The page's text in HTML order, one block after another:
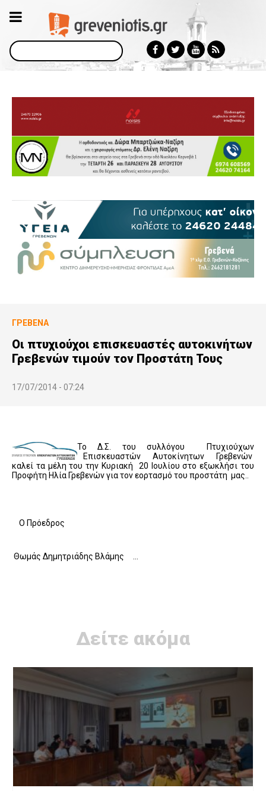
Αναζήτηση
ΓΡΕΒΕΝΆ
Οι πτυχιούχοι επισκευαστές αυτοκινήτων
Γρεβενών τιμούν τον Προστάτη Τους
17/07/2014 - 07:24
Το Δ.Σ. του συλλόγου Πτυχιούχων
Επισκευαστών Αυτοκίνητων Γρεβενών
καλεί τα μέλη του την Κυριακή 20 Ιουλίου στο εξωκλήσι του
Προφήτη Ηλία Γρεβενών για τον εορτασμό του προστάτη μας..
Ο Πρόεδρος
Θωμάς Δημητριάδης Βλάμης …
Δείτε ακόμα